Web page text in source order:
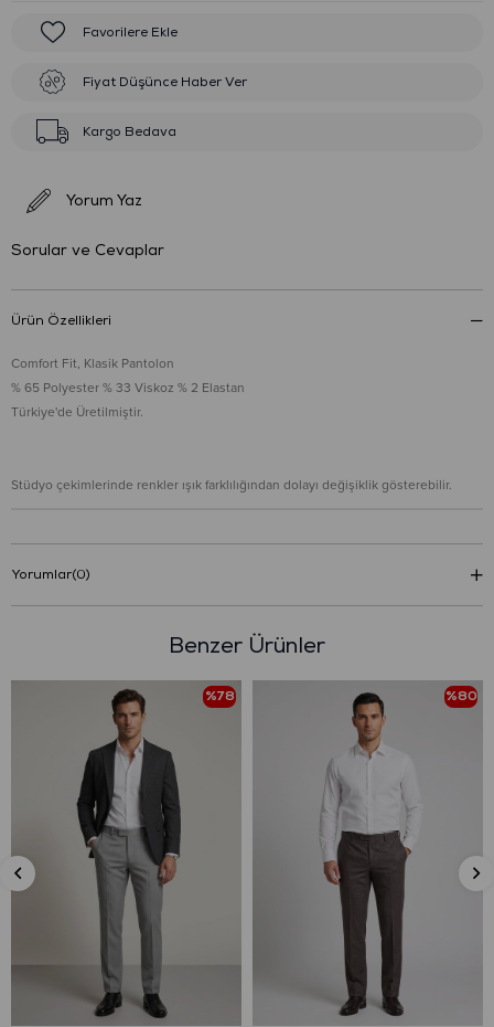
Favorilere Ekle
Fiyat Düşünce Haber Ver
Kargo Bedava
Yorum Yaz
Sorular ve Cevaplar
Ürün Özellikleri
Comfort Fit, Klasik Pantolon
% 65 Polyester % 33 Viskoz % 2 Elastan
Türkiye'de Üretilmiştir.
Stüdyo çekimlerinde renkler ışık farklılığından dolayı değişiklik gösterebilir.
Yorumlar(0)
Benzer Ürünler
%78 %80